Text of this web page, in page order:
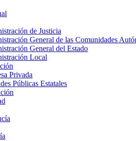
de Justicia
General de las Comunidades
General del Estado
Local
Privada
Públicas Estatales